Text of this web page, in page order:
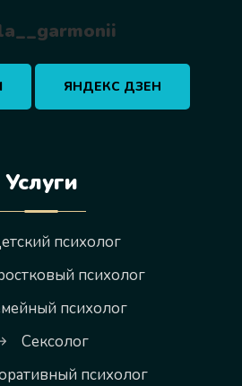
ЯНДЕКС ДЗЕН
Услуги
психолог
психолог
психолог
Сексолог
психолог